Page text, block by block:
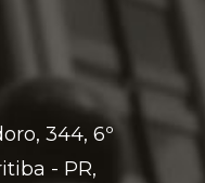
344, 6º
- PR,